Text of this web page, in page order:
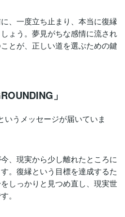
、一度立ち止まり、本当に復縁
ょう。夢見がちな感情に流され
とが、正しい道を選ぶための鍵
」
いうメッセージが届いていま
、現実から少し離れたところに
。復縁という目標を達成するた
しっかりと見つめ直し、現実世
。